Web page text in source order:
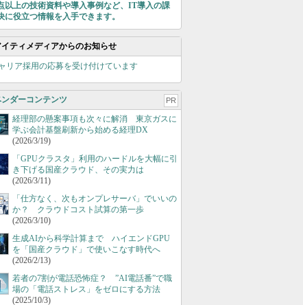
以上の技術資料や導入事例など、IT導入の課
に役立つ情報を入手できます。
イティメディアからのお知らせ
リア採用の応募を受け付けています
ダーコンテンツ PR
経理部の懸案事項も次々に解消 東京ガスに
学ぶ会計基盤刷新から始める経理DX
(2026/3/19)
「GPUクラスタ」利用のハードルを大幅に引
き下げる国産クラウド、その実力は
(2026/3/11)
「仕方なく、次もオンプレサーバ」でいいの
か？ クラウドコスト試算の第一歩
(2026/3/10)
生成AIから科学計算まで ハイエンドGPU
を「国産クラウド」で使いこなす時代へ
(2026/2/13)
若者の7割が電話恐怖症？ ”AI電話番”で職
場の「電話ストレス」をゼロにする方法
(2025/10/3)